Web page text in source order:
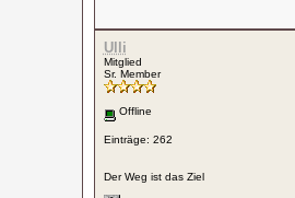
Ulli
Mitglied
Sr. Member
Offline
Einträge: 262
Der Weg ist das Ziel